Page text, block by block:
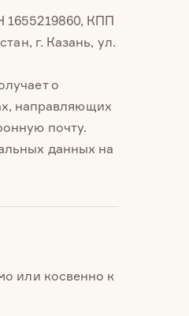
1655219860, КПП
г. Казань, ул.
о
направляющих
почту.
данных на
или косвенно к